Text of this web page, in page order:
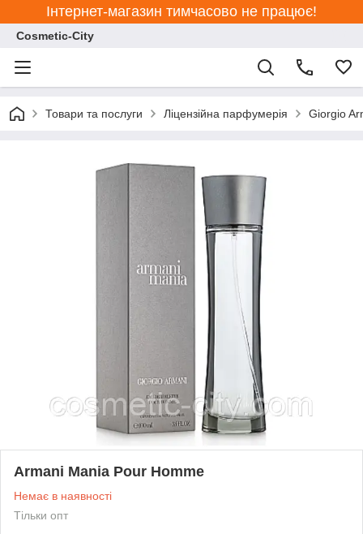
Інтернет-магазин тимчасово не працює!
Cosmetic-City
Товари та послуги Ліцензійна парфумерія Giorgio
Armani Mania Pour Homme
Немає в наявності
Тільки опт